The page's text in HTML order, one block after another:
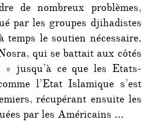
de nombreux problèmes,
par les groupes djihadistes
temps le soutien nécessaire.
qui se battait aux côtés
» jusqu’à ce que les Etats-
l’Etat Islamique s’est
récupérant ensuite les
par les Américains …